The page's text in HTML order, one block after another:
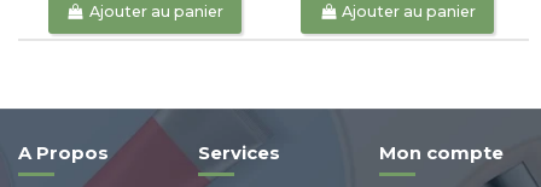
Ajouter au panier Ajouter au panier
A Propos Services Mon compte